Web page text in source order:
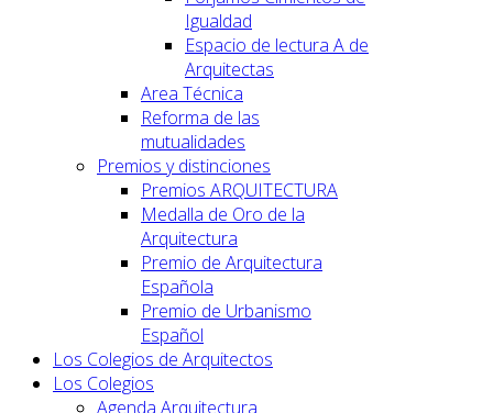
Igualdad
Espacio de lectura A de
Arquitectas
Area Técnica
Reforma de las
mutualidades
Premios y distinciones
Premios ARQUITECTURA
Medalla de Oro de la
Arquitectura
Premio de Arquitectura
Española
Premio de Urbanismo
Español
Los Colegios de Arquitectos
Los Colegios
Agenda Arquitectura